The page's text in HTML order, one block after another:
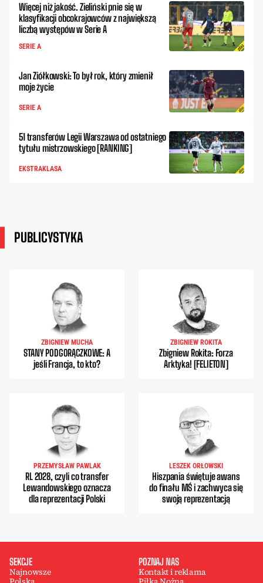
Więcej niż jakość. Zieliński pnie się w
klasyfikacji obcokrajowców z największą
liczbą występów w Serie A
SERIE A
Jan Ziółkowski: To był rok, który zmienił
moje życie
SERIE A
51 transferów Legii Warszawa od ostatniego
tytułu mistrzowskiego [RANKING]
EKSTRAKLASA
PUBLICYSTYKA
ZBIGNIEW MUCHA
STANY PODGORĄCZKOWE: A
jeśli Francja, to kto?
ZBIGNIEW ROKITA
Zbigniew Rokita: Forza
Arktyka! [FELIETON]
PRZEMYSŁAW PAWLAK
RL 2028, czyli co transfer
Lewandowskiego oznacza
dla reprezentacji Polski
LESZEK ORŁOWSKI
Hiszpania świętuje awans
do finału MŚ i zachwyca się
swoją reprezentacją
SEKCJE
Najnowsze
POZNAJ NAS
Kontakt i reklama